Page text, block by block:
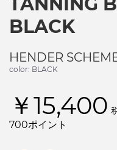
BLACK
HENDER
color: BLACK
￥15,400
700ポイント